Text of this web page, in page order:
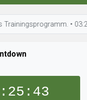
• 03:25 Uhr: